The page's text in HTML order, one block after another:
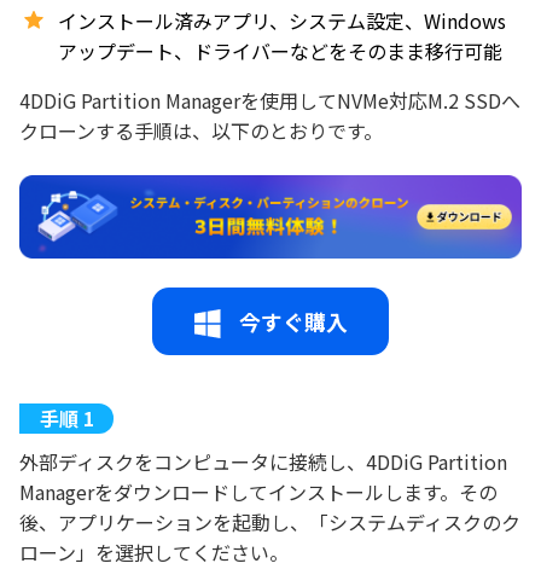
インストール済みアプリ、システム設定、Windows
アップデート、ドライバーなどをそのまま移行可能
4DDiG Partition Managerを使用してNVMe対応M.2 SSDへ
クローンする手順は、以下のとおりです。
今すぐ購入
外部ディスクをコンピュータに接続し、4DDiG Partition
Managerをダウンロードしてインストールします。その
後、アプリケーションを起動し、「システムディスクのク
ローン」を選択してください。